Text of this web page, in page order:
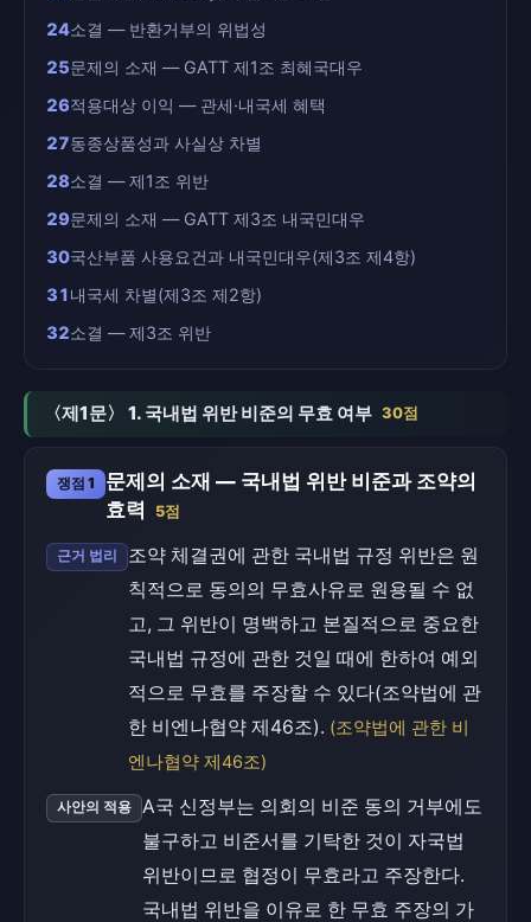
24소결 — 반환거부의 위법성
25문제의 소재 — GATT 제1조 최혜국대우
26적용대상 이익 — 관세·내국세 혜택
27동종상품성과 사실상 차별
28소결 — 제1조 위반
29문제의 소재 — GATT 제3조 내국민대우
30국산부품 사용요건과 내국민대우(제3조 제4항)
31내국세 차별(제3조 제2항)
32소결 — 제3조 위반
〈제1문〉 1. 국내법 위반 비준의 무효 여부 30점
쟁점 1
문제의 소재 — 국내법 위반 비준과 조약의
효력
5점
근거 법리
조약 체결권에 관한 국내법 규정 위반은 원
칙적으로 동의의 무효사유로 원용될 수 없
고, 그 위반이 명백하고 본질적으로 중요한
국내법 규정에 관한 것일 때에 한하여 예외
적으로 무효를 주장할 수 있다(조약법에 관
한 비엔나협약 제46조). (조약법에 관한 비
엔나협약 제46조)
사안의 적용
A국 신정부는 의회의 비준 동의 거부에도
불구하고 비준서를 기탁한 것이 자국법
위반이므로 협정이 무효라고 주장한다.
국내법 위반을 이유로 한 무효 주장의 가